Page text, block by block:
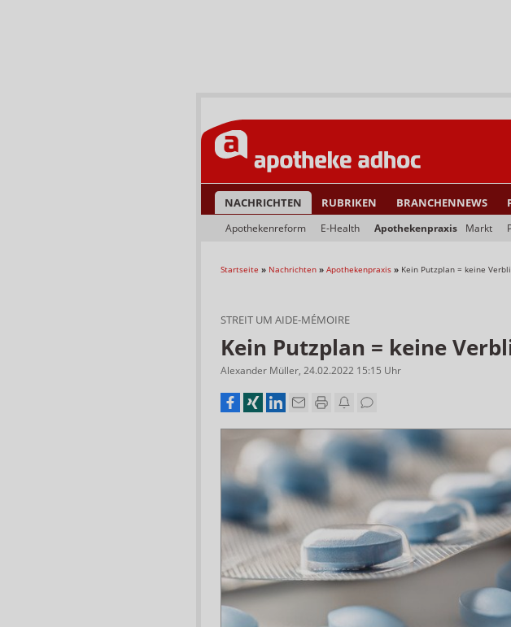
NACHRICHTEN RUBRIKEN BRANCHENNEWS
Apothekenreform E-Health Apothekenpraxis Markt
Startseite » Nachrichten » Apothekenpraxis » Kein Putzplan = keine
STREIT UM AIDE-MÉMOIRE
Kein Putzplan = keine
Alexander Müller, 24.02.2022 15:15 Uhr